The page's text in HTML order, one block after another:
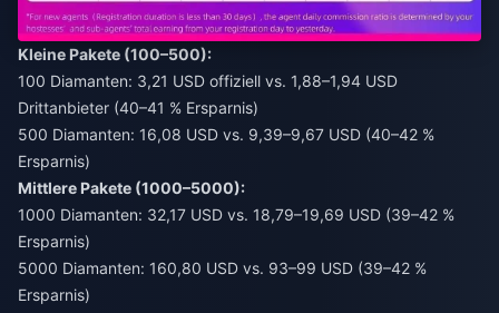
Kleine Pakete (100–500):
100 Diamanten: 3,21 USD offiziell vs. 1,88–1,94 USD
Drittanbieter (40–41 % Ersparnis)
500 Diamanten: 16,08 USD vs. 9,39–9,67 USD (40–42 %
Ersparnis)
Mittlere Pakete (1000–5000):
1000 Diamanten: 32,17 USD vs. 18,79–19,69 USD (39–42 %
Ersparnis)
5000 Diamanten: 160,80 USD vs. 93–99 USD (39–42 %
Ersparnis)